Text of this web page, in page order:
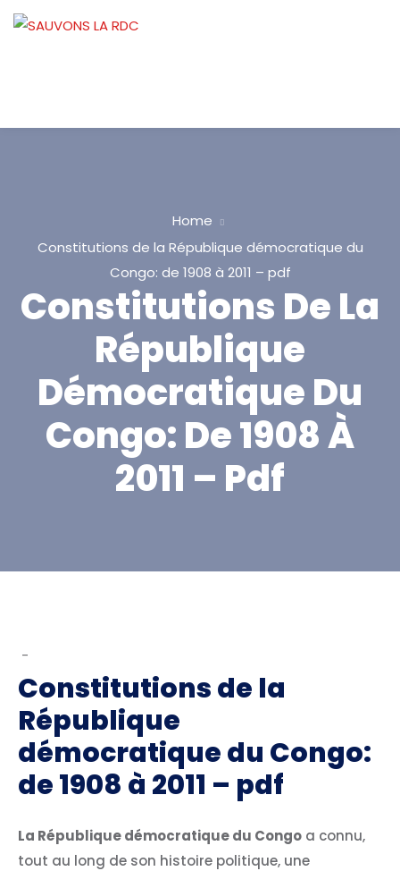
Home
Constitutions de la République démocratique du
Congo: de 1908 à 2011 – pdf
Constitutions De La
République
Démocratique Du
Congo: De 1908 À
2011 – Pdf
-
Constitutions de la
République
démocratique du Congo:
de 1908 à 2011 – pdf
La République démocratique du Congo a connu,
tout au long de son histoire politique, une